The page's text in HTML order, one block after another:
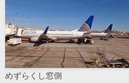
めずらくし窓側